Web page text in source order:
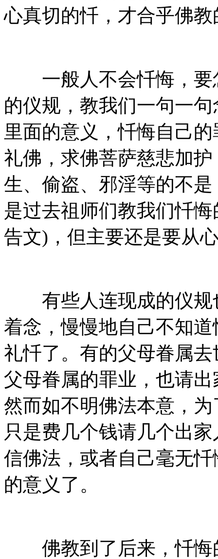
心真切的忏，才合乎佛
一般人不会忏悔，要
的仪规，教我们一句一
里面的意义，忏悔自己
礼佛，求佛菩萨慈悲加
生、偷盗、邪淫等的不
是过去祖师们教我们忏
告文)，但主要还是要从
有些人连现成的仪规
着念，慢慢地自己不知
礼忏了。有的父母眷属
父母眷属的罪业，也请
然而如不明佛法本意，
只是费几个钱请几个出
信佛法，或者自己毫无
的意义了。
佛教到了后来，忏悔